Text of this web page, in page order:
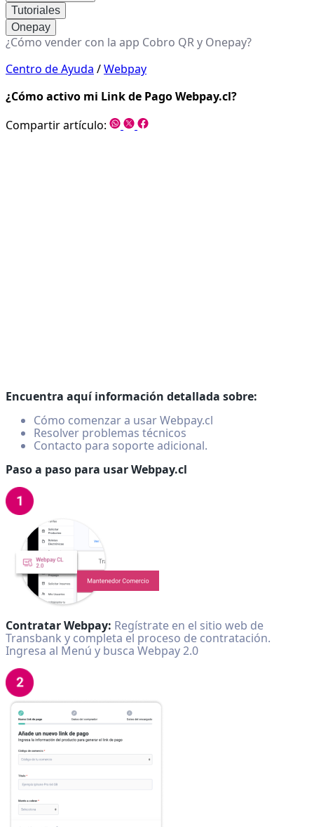
Tutoriales
Onepay
¿Cómo vender con la app Cobro QR y Onepay?
Centro de Ayuda /Webpay
¿Cómo activo mi Link de Pago Webpay.cl?
Compartir artículo:
Encuentra aquí información detallada sobre:
Cómo comenzar a usar Webpay.cl
Resolver problemas técnicos
Contacto para soporte adicional.
Paso a paso para usar Webpay.cl
Contratar Webpay: Regístrate en el sitio web de
Transbank y completa el proceso de contratación.
Ingresa al Menú y busca Webpay 2.0